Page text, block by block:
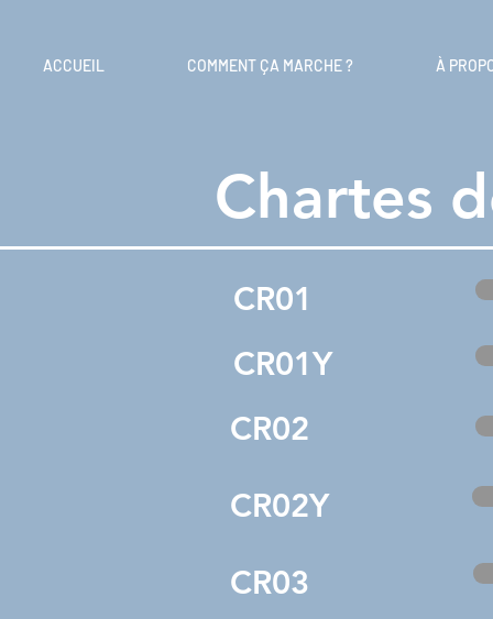
ACCUEIL COMMENT ÇA MARCHE ? À
Chartes
CR01
CR01Y
CR02
CR02Y
CR03